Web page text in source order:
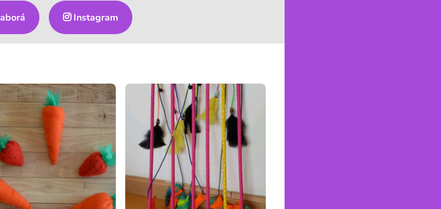
Instagram